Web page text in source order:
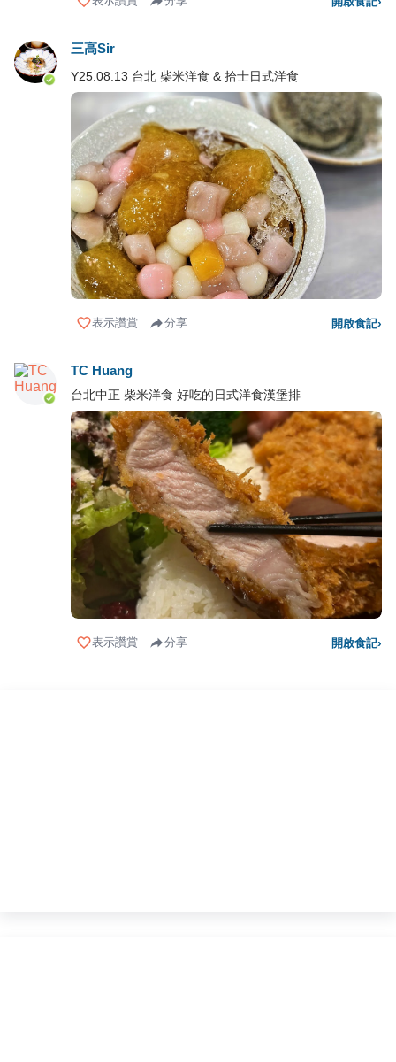
三高Sir
Y25.08.13 台北 柴米洋食 & 拾士日式洋食
表示讚賞 分享 開啟食記›
TC Huang
台北中正 柴米洋食 好吃的日式洋食漢堡排
表示讚賞 分享 開啟食記›